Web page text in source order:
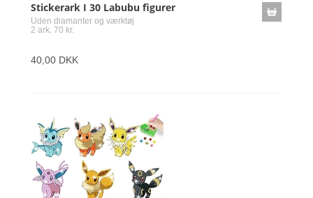
Stickerark I 30 Labubu figurer
Uden diamanter og værktøj
2 ark. 70 kr.
40,00 DKK